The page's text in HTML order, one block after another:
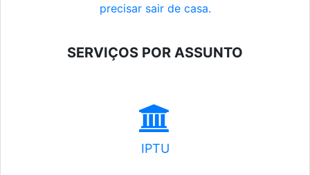
precisar sair de casa.
SERVIÇOS POR ASSUNTO
IPTU